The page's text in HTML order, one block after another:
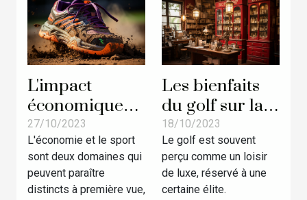
L'impact
économique
de l'intégration
d'un espace
tennis dans les
magasins de
27/10/2023
L'économie et le sport
sont deux domaines qui
peuvent paraître
distincts à première vue,
Les bienfaits
du golf sur la
santé : une
exploration
approfondie à
travers le Golf
18/10/2023
Le golf est souvent
perçu comme un loisir
de luxe, réservé à une
certaine élite.